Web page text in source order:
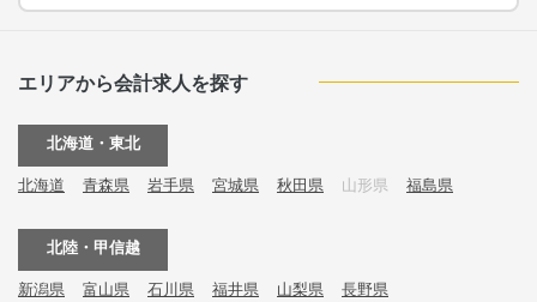
エリアから会計求人を探す
北海道・東北
北海道 青森県 岩手県 宮城県 秋田県 山形県 福島県
北陸・甲信越
新潟県 富山県 石川県 福井県 山梨県 長野県